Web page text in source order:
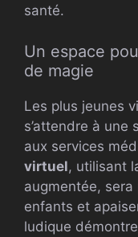
santé.
Un espace
de magie
Les plus jeunes
s’attendre à une
aux services
virtuel, utilisant
augmentée,
enfants et
ludique